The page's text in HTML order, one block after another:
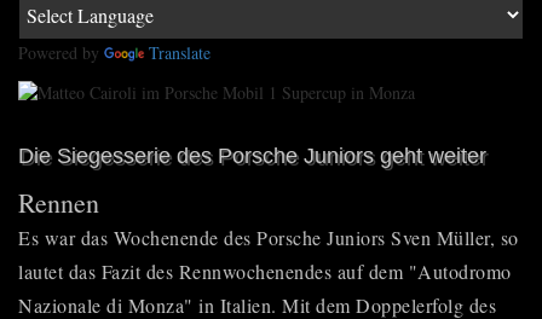
Powered by Translate
Die Siegesserie des Porsche Juniors geht weiter
Rennen
Es war das Wochenende des Porsche Juniors Sven Müller, so
lautet das Fazit des Rennwochenendes auf dem "Autodromo
Nazionale di Monza" in Italien. Mit dem Doppelerfolg des